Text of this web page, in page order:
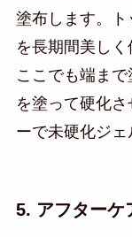
塗布します。
を長期間美しく
ここでも端ま
を塗って硬化
ーで未硬化ジェ
5. アフターケ